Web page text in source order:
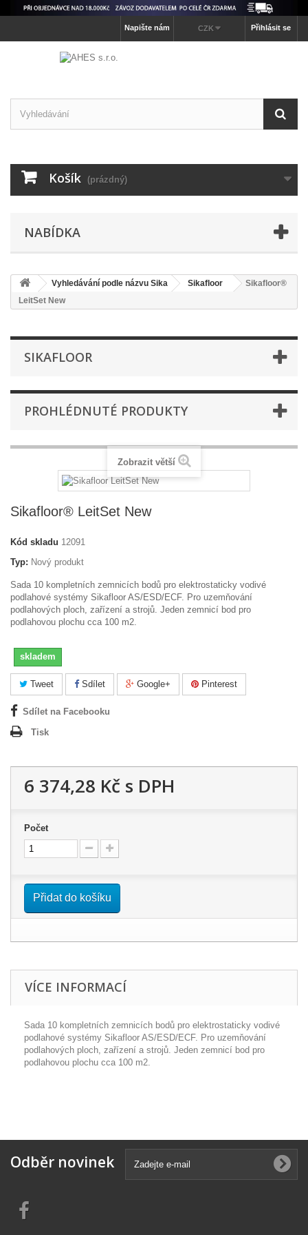
Přihlásit se
CZK
Napište nám
Košík (prázdný)
NABÍDKA
Vyhledávání podle názvu Sika Sikafloor
Sikafloor®
LeitSet New
SIKAFLOOR
PROHLÉDNUTÉ PRODUKTY
Zobrazit větší
Sikafloor® LeitSet New
Kód skladu 12091
Typ: Nový produkt
Sada 10 kompletních zemnicích bodů pro elektrostaticky vodivé
podlahové systémy Sikafloor AS/ESD/ECF. Pro uzemňování
podlahových ploch, zařízení a strojů. Jeden zemnicí bod pro
podlahovou plochu cca 100 m2.
skladem
Tweet Sdílet Google+ Pinterest
Sdílet na Facebooku
Tisk
6 374,28 Kč s DPH
Počet
Přidat do košíku
VÍCE INFORMACÍ
Sada 10 kompletních zemnicích bodů pro elektrostaticky vodivé
podlahové systémy Sikafloor AS/ESD/ECF. Pro uzemňování
podlahových ploch, zařízení a strojů. Jeden zemnicí bod pro
podlahovou plochu cca 100 m2.
Odběr novinek